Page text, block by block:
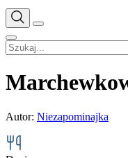
Autor: Niezapominajka